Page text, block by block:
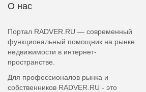
О нас
Портал RADVER.RU — современный
функциональный помощник на рынке
недвижимости в интернет-
пространстве.
Для профессионалов рынка и
собственников RADVER.RU - это